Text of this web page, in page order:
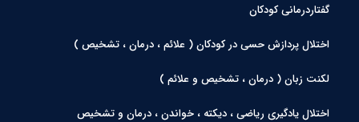
گفتاردرمانی کودکان
اختلال پردازش حسی در کودکان ( علائم ، درمان ، تشخیص )
لکنت زبان ( درمان ، تشخیص و علائم )
اختلال یادگیری ریاضی ، دیکته ، خواندن ، درمان و تشخیص